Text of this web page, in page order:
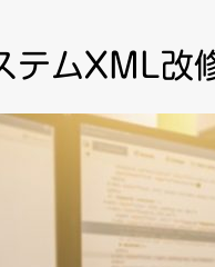
テムXML改